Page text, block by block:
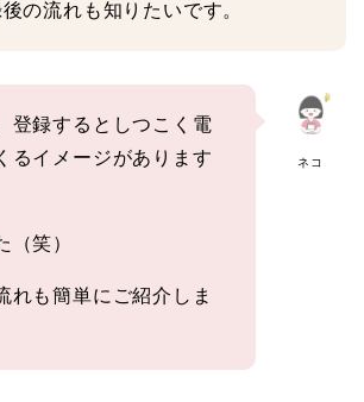
の流れも知りたいです。
ネコ
登録するとしつこく電
るイメージがあります
（笑）
れも簡単にご紹介しま